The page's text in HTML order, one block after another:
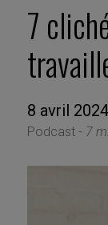
7
8 avril 2024
Podcast - 7